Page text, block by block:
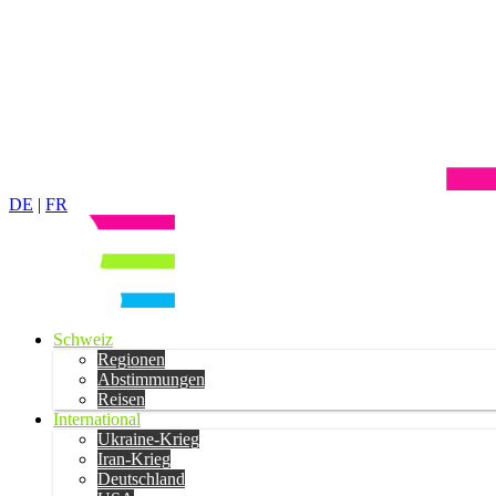
DE | FR
Schweiz
Regionen
Abstimmungen
Reisen
International
Ukraine-Krieg
Iran-Krieg
Deutschland